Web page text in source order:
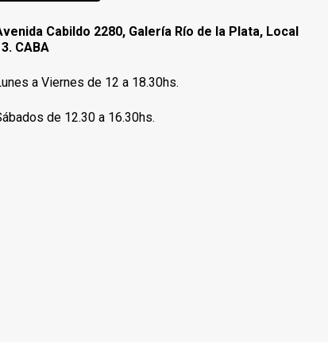
Cabildo 2280, Galería Río de la Plata, Local
CABA
a Viernes de 12 a 18.30hs.
de 12.30 a 16.30hs.